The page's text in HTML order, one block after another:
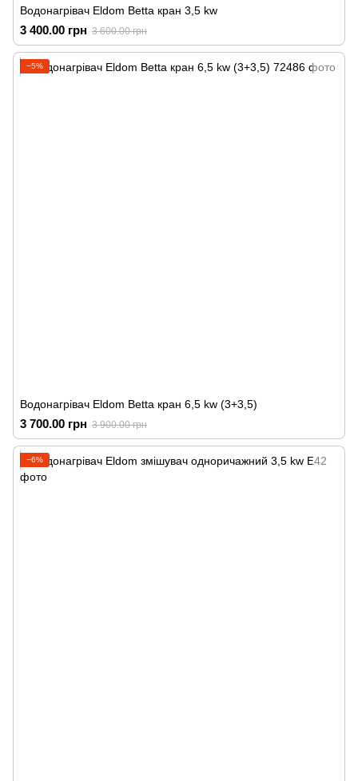
Водонагрівач Eldom Betta кран 3,5 kw
3 400.00 грн 3 600.00 грн
−5%
Водонагрівач Eldom Betta кран 6,5 kw (3+3,5)
3 700.00 грн 3 900.00 грн
−6%